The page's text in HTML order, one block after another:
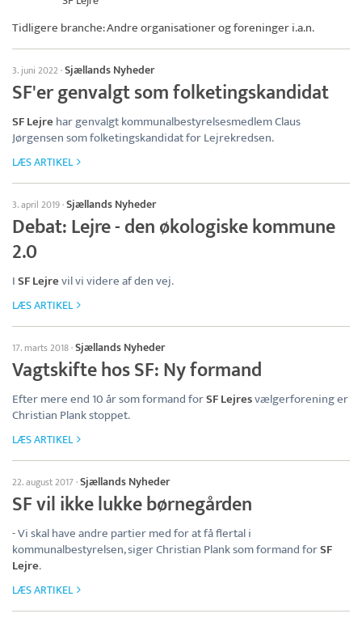
Tidligere branche: Andre organisationer og foreninger i.a.n.
3. juni 2022·Sjællands Nyheder
SF'er genvalgt som folketingskandidat
SF Lejrehar genvalgt kommunalbestyrelsesmedlem Claus
Jørgensen som folketingskandidat for Lejrekredsen.
LÆS ARTIKEL
3. april 2019·Sjællands Nyheder
Debat: Lejre - den økologiske kommune
2.0
ISF Lejrevil vi videre af den vej.
LÆS ARTIKEL
17. marts 2018·Sjællands Nyheder
Vagtskifte hos SF: Ny formand
Efter mere end 10 år som formand forSF Lejresvælgerforening er
Christian Plank stoppet.
LÆS ARTIKEL
22. august 2017·Sjællands Nyheder
SF vil ikke lukke børnegården
- Vi skal have andre partier med for at få flertal i
kommunalbestyrelsen, siger Christian Plank som formand forSF
Lejre.
LÆS ARTIKEL